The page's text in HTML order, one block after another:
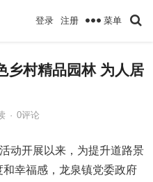
登录 注册 菜单
乡村精品园林 为人居
· 0评论
动开展以来，为提升道路景
幸福感，龙泉镇党委政府